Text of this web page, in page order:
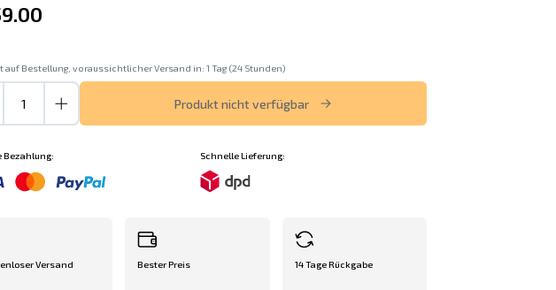
auf Bestellung, voraussichtlicher Versand in: 1 Tag (24 Stunden)
Produkt nicht verfügbar
Bezahlung: Schnelle Lieferung:
Versand Bester Preis 14 Tage Rückgabe